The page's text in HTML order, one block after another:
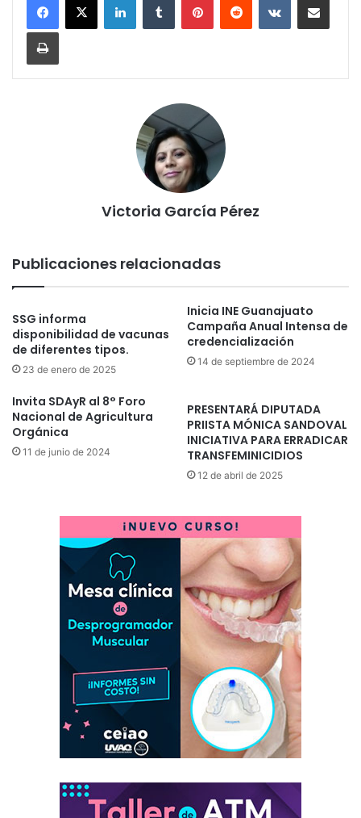
Imprimir
Victoria García Pérez
Publicaciones relacionadas
SSG informa
disponibilidad de vacunas
de diferentes tipos.
23 de enero de 2025
Inicia INE Guanajuato
Campaña Anual Intensa de
credencialización
14 de septiembre de 2024
Invita SDAyR al 8° Foro
Nacional de Agricultura
Orgánica
11 de junio de 2024
PRESENTARÁ DIPUTADA
PRIISTA MÓNICA SANDOVAL
INICIATIVA PARA ERRADICAR
TRANSFEMINICIDIOS
12 de abril de 2025